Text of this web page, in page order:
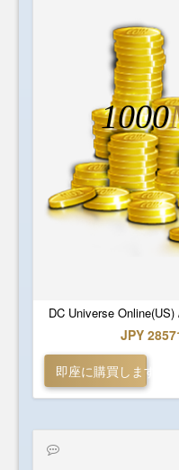
DC Universe
1000
JPY
即座に購買します